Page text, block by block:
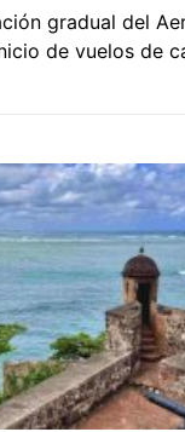
gradual del
de vuelos de